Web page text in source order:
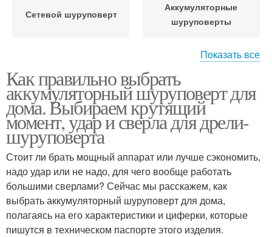
Сетевой шуруповерт
Аккумуляторные
шуруповерты
Аккумуляторные дрели-
шуруповерты
Аккумуляторная дрель
Шуруповерты с
аккумулятором
Показать все
Как правильно выбрать
аккумуляторный шуруповерт для
дома. Выбираем крутящий
момент, удар и сверла для дрели-
шуруповерта
Стоит ли брать мощный аппарат или лучше сэкономить,
надо удар или не надо, для чего вообще работать
большими сверлами? Сейчас мы расскажем, как
выбрать аккумуляторный шуруповерт для дома,
полагаясь на его характеристики и циферки, которые
пишутся в техническом паспорте этого изделия.